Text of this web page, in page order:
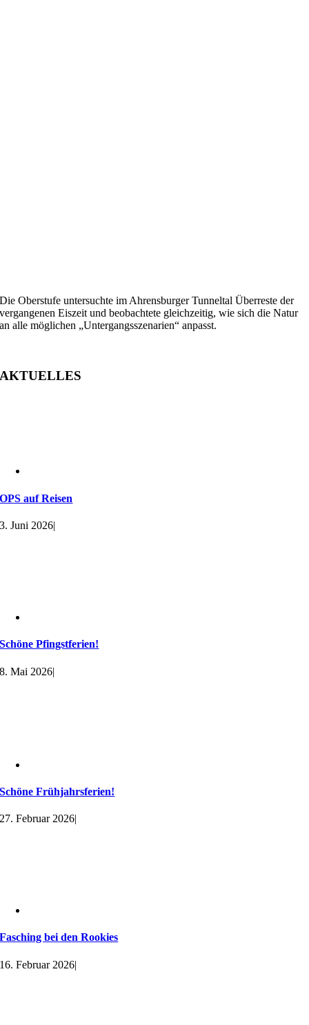
Die Oberstufe untersuchte im Ahrensburger Tunneltal Überreste der
vergangenen Eiszeit und beobachtete gleichzeitig, wie sich die Natur
an alle möglichen „Untergangsszenarien“ anpasst.
AKTUELLES
OPS auf Reisen
3. Juni 2026|
Schöne Pfingstferien!
8. Mai 2026|
Schöne Frühjahrsferien!
27. Februar 2026|
Fasching bei den Rookies
16. Februar 2026|